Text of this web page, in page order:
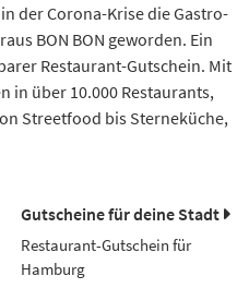
der Corona-Krise die Gastro-
BON BON geworden. Ein
Restaurant-Gutschein. Mit
in über 10.000 Restaurants,
Streetfood bis Sterneküche,
Gutscheine für deine Stadt
Restaurant-Gutschein für
Hamburg